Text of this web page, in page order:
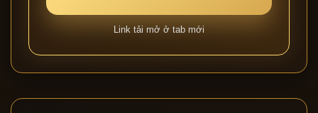
Link tải mở ở tab mới